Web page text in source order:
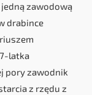
jedną zawodową
drabince
latka
pory zawodnik
z rzędu z